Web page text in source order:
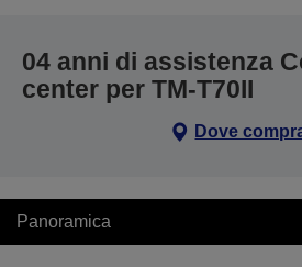
04 anni di assistenza
center per TM-T70II
Dove
Panoramica